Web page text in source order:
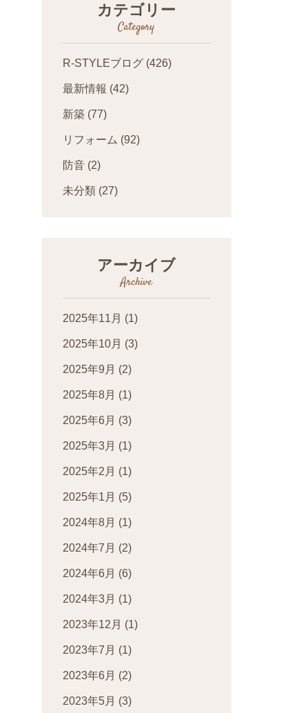
カテゴリー
Category
R-STYLEブログ(426)
最新情報 (42)
新築(77)
リフォーム (92)
防音(2)
未分類(27)
アーカイブ
Archive
2025年11月 (1)
2025年10月 (3)
2025年9月 (2)
2025年8月 (1)
2025年6月 (3)
2025年3月 (1)
2025年2月 (1)
2025年1月 (5)
2024年8月 (1)
2024年7月 (2)
2024年6月 (6)
2024年3月 (1)
2023年12月 (1)
2023年7月 (1)
2023年6月 (2)
2023年5月 (3)